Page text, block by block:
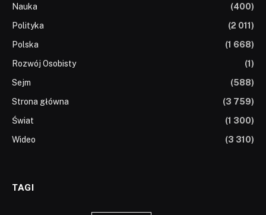
Nauka
(400)
Polityka
(2 011)
Polska
(1 668)
Rozwój Osobisty
(1)
Sejm
(588)
Strona główna
(3 759)
Świat
(1 300)
Wideo
(3 310)
TAGI